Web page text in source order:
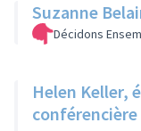
Suzanne
Décidons
Helen Keller,